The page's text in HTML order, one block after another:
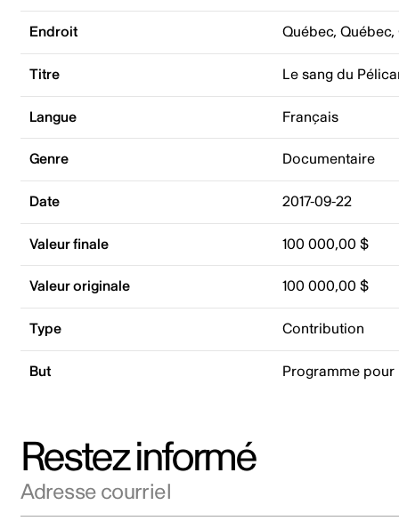
Endroit Québec,
Titre Le sang du
Langue Français
Genre Documentaire
Date 2017-09-22
Valeur finale 100 000,00 $
Valeur originale 100 000,00 $
Type Contribution
But Programme
Restez informé